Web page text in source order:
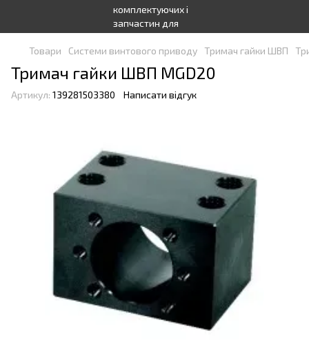
Товари Системи винтового приводу Тримач гайки ШВП
Тримач гайки ШВП MGD20
Артикул: 139281503380 Написати відгук